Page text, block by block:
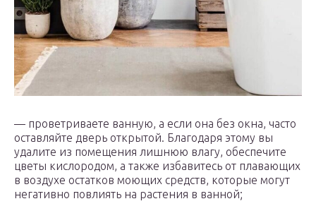
— проветриваете ванную, а если она без окна, часто
оставляйте дверь открытой. Благодаря этому вы
удалите из помещения лишнюю влагу, обеспечите
цветы кислородом, а также избавитесь от плавающих
в воздухе остатков моющих средств, которые могут
негативно повлиять на растения в ванной;